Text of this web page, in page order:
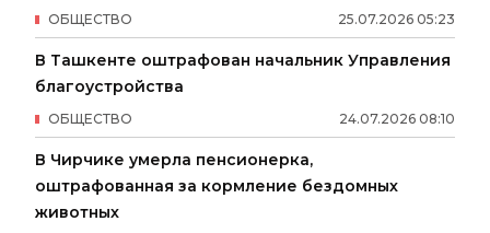
25.07.2026 05:23
ОБЩЕСТВО
В Ташкенте оштрафован начальник Управления
благоустройства
24.07.2026 08:10
ОБЩЕСТВО
В Чирчике умерла пенсионерка,
оштрафованная за кормление бездомных
животных